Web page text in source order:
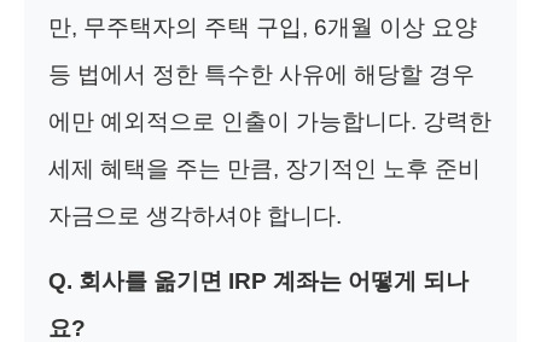
만, 무주택자의 주택 구입, 6개월 이상 요양
등 법에서 정한 특수한 사유에 해당할 경우
에만 예외적으로 인출이 가능합니다. 강력한
세제 혜택을 주는 만큼, 장기적인 노후 준비
자금으로 생각하셔야 합니다.
Q. 회사를 옮기면 IRP 계좌는 어떻게 되나
요?